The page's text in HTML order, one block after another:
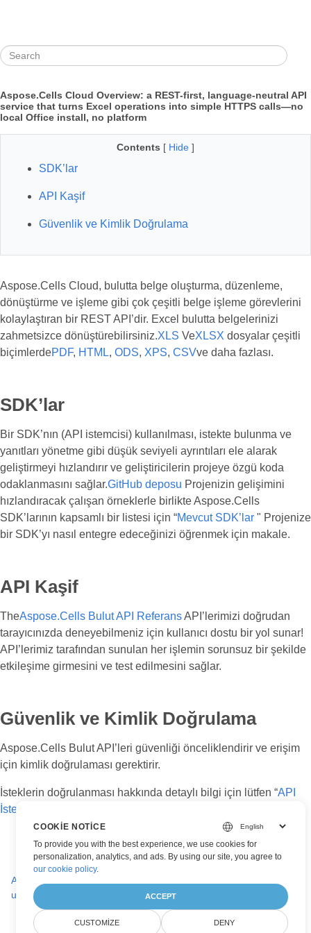
Aspose.Cells Cloud Overview: a REST-first, language-neutral API
service that turns Excel operations into simple HTTPS calls—no
local Office install, no platform
Contents [ Hide ]
SDK’lar
API Kaşif
Güvenlik ve Kimlik Doğrulama
Aspose.Cells Cloud, bulutta belge oluşturma, düzenleme,
dönüştürme ve işleme gibi çok çeşitli belge işleme görevlerini
kolaylaştıran bir REST API’dir. Excel bulutta belgelerinizi
zahmetsizce dönüştürebilirsiniz.XLS VeXLSX dosyalar çeşitli
biçimlerdePDF, HTML, ODS, XPS, CSVve daha fazlası.
SDK’lar
Bir SDK’nın (API istemcisi) kullanılması, istekte bulunma ve
yanıtları yönetme gibi düşük seviyeli ayrıntıları ele alarak
geliştirmeyi hızlandırır ve geliştiricilerin projeye özgü koda
odaklanmasını sağlar.GitHub deposu Projenizin gelişimini
hızlandıracak çalışan örneklerle birlikte Aspose.Cells
SDK’larının kapsamlı bir listesi için “Mevcut SDK’lar " Projenize
bir SDK’yı nasıl entegre edeceğinizi öğrenmek için makale.
API Kaşif
TheAspose.Cells Bulut API ReferansAPI’lerimizi doğrudan
tarayıcınızda deneyebilmeniz için kullanıcı dostu bir yol sunar!
API’lerimiz tarafından sunulan her işlemin sorunsuz bir şekilde
etkileşime girmesini ve test edilmesini sağlar.
Güvenlik ve Kimlik Doğrulama
Aspose.Cells Bulut API’leri güvenliği önceliklendirir ve erişim
için kimlik doğrulaması gerektirir.
İsteklerin doğrulanması hakkında detaylı bilgi için lütfen “API
İstek Sayfasının Doğrulanması
Aspose.Cells Bulut Hızlı Başlangıç: 5 dakikada bir elektronik tablo
uygulaması oluşturun
COOKIE NOTICE
To provide you with the best experience, we use cookies for
personalization, analytics, and ads. By using our site, you agree to
our cookie policy.
ACCEPT
CUSTOMIZE DENY